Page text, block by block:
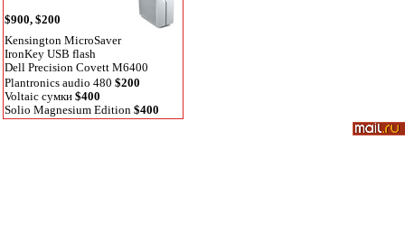
$900, $200
Kensington MicroSaver
IronKey USB flash
Dell Precision Covett M6400
Plantronics audio 480 $200
Voltaic сумки $400
Solio Magnesium Edition $400